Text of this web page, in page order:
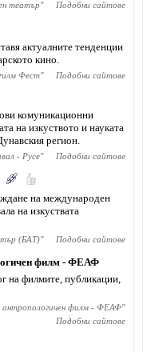
театър" Подобни сайтове
актуалните тенденции
кино.
Фест" Подобни сайтове
комуникационни
на изкуството и науката
регион.
- Русе" Подобни сайтове
на международен
на изкуствата
(БАТ)" Подобни сайтове
филм - ФЕАФ
на филмите, публикации,
антропологичен филм - ФЕАФ"
Подобни сайтове